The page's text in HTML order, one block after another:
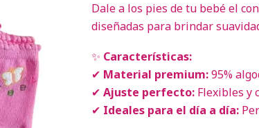
Dale a los pies de tu bebé el
diseñadas para brindar
✨ Características:
✔ Material premium:95%
✔ Ajuste perfecto: Flexibles y
✔ Ideales para el día a día: